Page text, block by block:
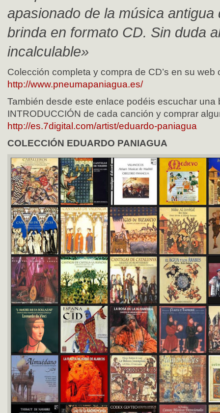
apasionado de la música antigua
brinda en formato CD. Sin duda
incalculable»
Colección completa y compra de CD’s en su web
http://www.pneumapaniagua.es/
También desde este enlace podéis escuchar una
INTRODUCCIÓN de cada canción y comprar
http://es.7digital.com/artist/eduardo-paniagua
COLECCIÓN EDUARDO PANIAGUA